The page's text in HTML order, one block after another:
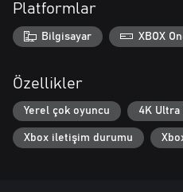
Platformlar
Bilgisayar XBOX
Özellikler
Yerel çok oyuncu 4K Ultra
Xbox iletişim durumu